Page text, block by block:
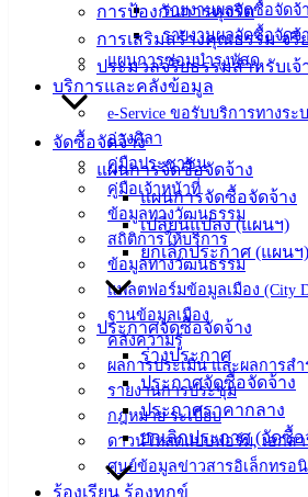
รายงานผลจัดซื้อจัดจ้
รายงานผลจัดซื้อจัดจ้
แผนการซ่อมบำรุงพัสดุ
บริการและคลังข้อมูล
e-Service ขอรับบริการทางร
อ่างศิลา
คู่มือประชาชน
คู่มือเจ้าหน้าที่
ข้อมูลทางวัฒนธรรม
สถิติการให้บริการ
ข้อมูลทางวัฒนธรรม
แพลตฟอร์มข้อมูลเมือง (City
ฐานข้อมูลเมือง
คลังความรู้
ผลการประเมิน และผลการสำ
รายงานการประชุม
กฎหมาย ระเบียบ
ดาวน์โหลดแบบฟอร์ม, เอกสา
ศูนย์ข้อมูลข่าวสารอิเล็กทรอ
ร้องเรียน ร้องทุกข์
การป้องกันการทุจริต
การเสริมสร้างคุณธรรม จริ
ประมวลจริยธรรมสำหรับเ
จัดซื้อจัดจ้าง
แผนการจัดซื้อจัดจ้าง
แผนการจัดซื้อจัดจ้าง
เปลี่ยนแปลง (แผนฯ)
ยกเลิกประกาศ (แผนฯ)
ประกาศจัดซื้อจัดจ้าง
ร่างประกาศ
ประกาศจัดซื้อจัดจ้าง
ประกาศราคากลาง
ยกเลิกประกาศ (จัดซื้อ
นายก
ประวัติ
เทศบาล
ผู้บริหาร
และ
หัวหน้า
ส่วน
ราชการ
เทศบาล
สงวนลิขสิทธิ์ © 2563 เทศบาลเมืองอ่าง
angsilacity.go.th | Powered byBuuscript